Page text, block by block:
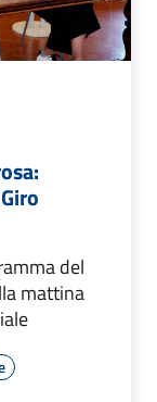
del
mattina